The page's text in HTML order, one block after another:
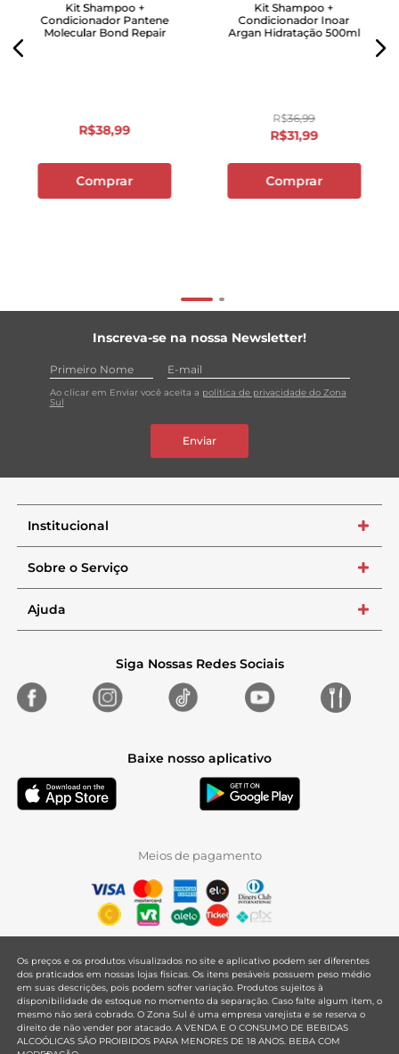
Kit Shampoo +
Condicionador Pantene
Molecular Bond Repair
R$38,99
Comprar
Kit Shampoo +
Condicionador Inoar
Argan Hidratação 500ml
R$36,99
R$31,99
Comprar
Inscreva-se na nossa Newsletter!
Ao clicar em Enviar você aceita a política de privacidade do Zona
Sul
Enviar
Institucional +
Sobre o Serviço +
Ajuda +
Siga Nossas Redes Sociais
Baixe nosso aplicativo
Meios de pagamento
Os preços e os produtos visualizados no site e aplicativo podem ser diferentes
dos praticados em nossas lojas físicas. Os itens pesáveis possuem peso médio
em suas descrições, pois podem sofrer variação. Produtos sujeitos à
disponibilidade de estoque no momento da separação. Caso falte algum item, o
mesmo não será cobrado. O Zona Sul é uma empresa varejista e se reserva o
direito de não vender por atacado. A VENDA E O CONSUMO DE BEBIDAS
ALCOÓLICAS SÃO PROIBIDOS PARA MENORES DE 18 ANOS. BEBA COM